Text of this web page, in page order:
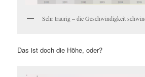
Sehr traurig – die Geschwindigkeit
Das ist doch die Höhe, oder?